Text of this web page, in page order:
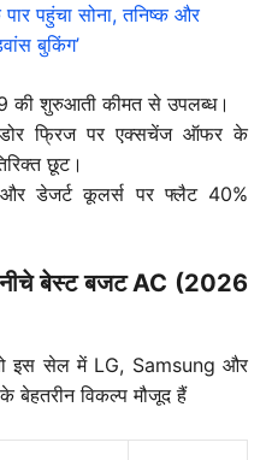
पहुंचा सोना, तनिष्क और
बुकिंग’
की शुरुआती कीमत से उपलब्ध।
फ्रिज पर एक्सचेंज ऑफर के
छूट।
डेजर्ट कूलर्स पर फ्लैट 40%
बेस्ट बजट AC (2026
इस सेल में LG, Samsung और
बेहतरीन विकल्प मौजूद हैं